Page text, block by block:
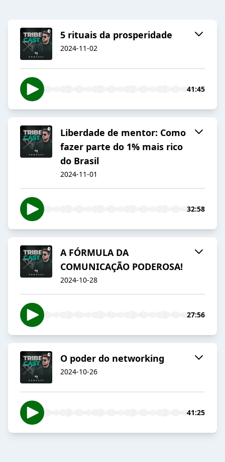
5 rituais da prosperidade
2024-11-02
41:45
Liberdade de mentor: Como
fazer parte do 1% mais rico
do Brasil
2024-11-01
32:58
A FÓRMULA DA
COMUNICAÇÃO PODEROSA!
2024-10-28
27:56
O poder do networking
2024-10-26
41:25